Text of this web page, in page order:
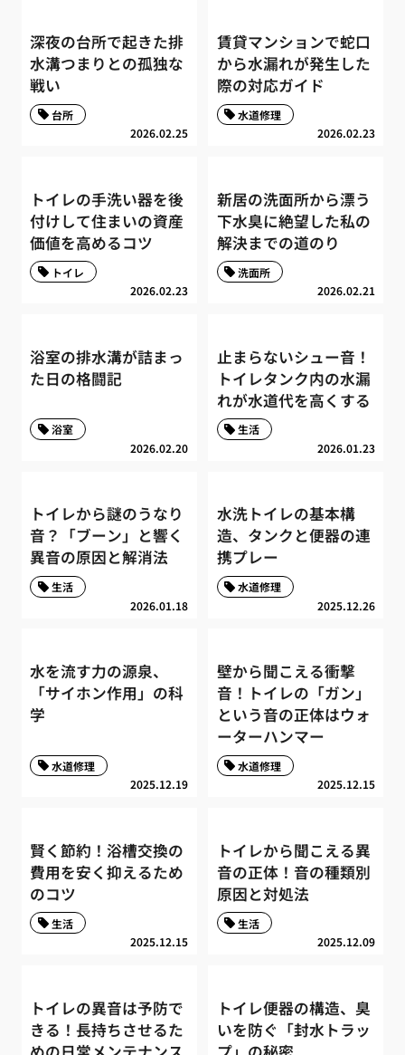
深夜の台所で起きた排
水溝つまりとの孤独な
戦い
2026.02.25
台所
賃貸マンションで蛇口
から水漏れが発生した
際の対応ガイド
2026.02.23
水道修理
トイレの手洗い器を後
付けして住まいの資産
価値を高めるコツ
2026.02.23
トイレ
新居の洗面所から漂う
下水臭に絶望した私の
解決までの道のり
2026.02.21
洗面所
浴室の排水溝が詰まっ
た日の格闘記
2026.02.20
浴室
止まらないシュー音！
トイレタンク内の水漏
れが水道代を高くする
2026.01.23
生活
トイレから謎のうなり
音？「ブーン」と響く
異音の原因と解消法
2026.01.18
生活
水洗トイレの基本構
造、タンクと便器の連
携プレー
2025.12.26
水道修理
水を流す力の源泉、
「サイホン作用」の科
学
2025.12.19
水道修理
壁から聞こえる衝撃
音！トイレの「ガン」
という音の正体はウォ
ーターハンマー
2025.12.15
水道修理
賢く節約！浴槽交換の
費用を安く抑えるため
のコツ
2025.12.15
生活
トイレから聞こえる異
音の正体！音の種類別
原因と対処法
2025.12.09
生活
トイレの異音は予防で
きる！長持ちさせるた
トイレ便器の構造、臭
いを防ぐ「封水トラッ